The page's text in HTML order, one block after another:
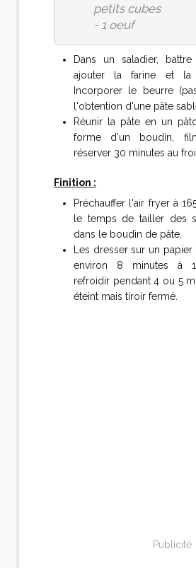
petits cubes
- 1 oeuf
Dans un saladier,
ajouter la farine et la
Incorporer le beurre
l'obtention d'une pâte
Réunir la pâte en un
forme d'un boudin,
réserver 30 minutes au
Finition :
Préchauffer l'air fryer à
le temps de tailler des
dans le boudin de pâte.
Les dresser sur un
environ 8 minutes à
refroidir pendant 4 ou 5
éteint mais tiroir fermé.
Publicité